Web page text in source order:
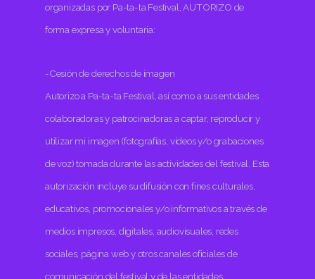
organizadas por Pa-ta-ta Festival, AUTORIZO de
forma expresa y voluntaria:
-Cesión de derechos de imagen
Autorizo a Pa-ta-ta Festival, así como a sus entidades
colaboradoras y patrocinadoras a captar, reproducir y
utilizar mi imagen (fotografías, vídeos y/o grabaciones
de voz) tomada durante las actividades del festival. Esta
autorización incluye su difusión con fines culturales,
educativos, promocionales y/o informativos a través de
medios impresos, digitales, audiovisuales, redes
sociales, página web y otros canales oficiales de
comunicación del festival y de las entidades